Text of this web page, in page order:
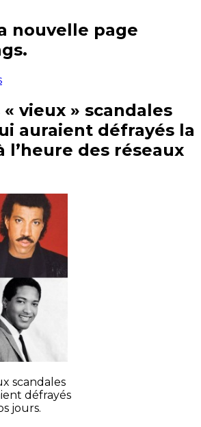
nouvelle page
« vieux » scandales
auraient défrayés la
l’heure des réseaux
scandales
défrayés
jours.